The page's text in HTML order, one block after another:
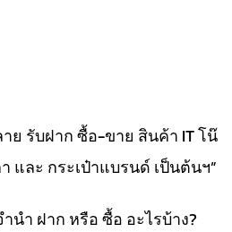
ย รับฝาก ซื้อ-ขาย สินค้า IT โน๊
และ กระเป๋าแบรนด์ เป็นต้นฯ”
นำ ฝาก หรือ ซื้อ อะไรบ้าง?